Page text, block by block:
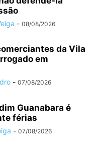
- 08/08/2026
da Vila
em
- 07/08/2026
Guanabara é
férias
- 07/08/2026